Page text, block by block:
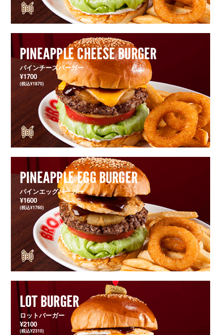
PINEAPPLE CHEESE BURGER
パインチーズバーガー
¥1700
(税込¥1870)
PINEAPPLE EGG BURGER
パインエッグバーガー
¥1600
(税込¥1760)
LOT BURGER
ロットバーガー
¥2100
(税込¥2310)